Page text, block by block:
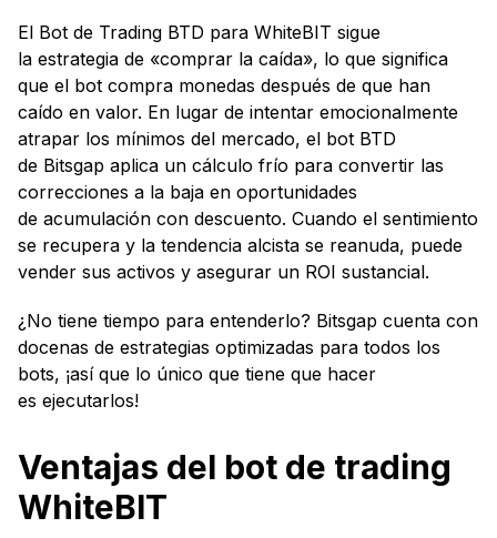
El Bot de Trading BTD para WhiteBIT sigue
la estrategia de «comprar la caída», lo que significa
que el bot compra monedas después de que han
caído en valor. En lugar de intentar emocionalmente
atrapar los mínimos del mercado, el bot BTD
de Bitsgap aplica un cálculo frío para convertir las
correcciones a la baja en oportunidades
de acumulación con descuento. Cuando el sentimiento
se recupera y la tendencia alcista se reanuda, puede
vender sus activos y asegurar un ROI sustancial.
¿No tiene tiempo para entenderlo? Bitsgap cuenta con
docenas de estrategias optimizadas para todos los
bots, ¡así que lo único que tiene que hacer
es ejecutarlos!
Ventajas del bot de trading
WhiteBIT